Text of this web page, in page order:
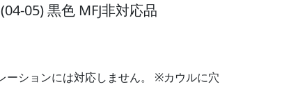
05) 黒色 MFJ非対応品
ションには対応しません。 ※カウルに穴